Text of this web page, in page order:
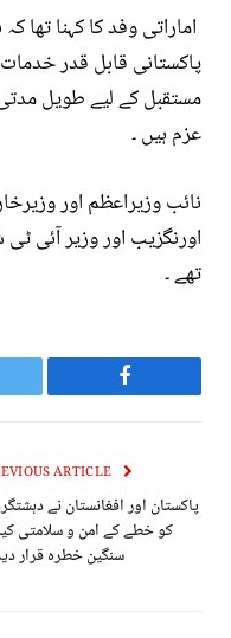
پاکستانی قابل قدر
مستقبل کے لیے طویل
عزم ہیں ۔
نائب وزیراعظم اور
اورنگزیب اور وزیر آئی
تھے ۔
Facebook
پاکستان اور افغانستان نے
کو خطے کے امن و سلامتی
سنگین خطرہ قرار